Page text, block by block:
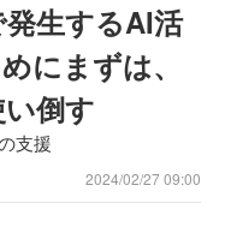
生するAI活
にまずは、
倒す
支援
2024/02/27 09:00